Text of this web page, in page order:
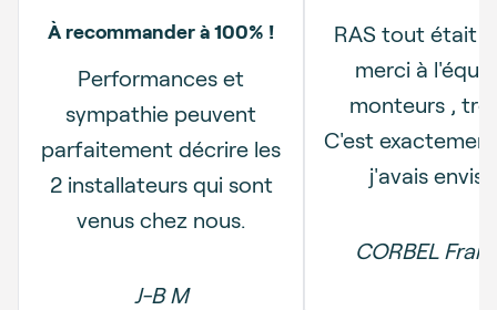
À recommander à 100% !
Performances et
sympathie peuvent
parfaitement décrire les
2 installateurs qui sont
venus chez nous.
J-B M
RAS tout était
merci à
monteurs ,
C'est
j'avais
CORBEL